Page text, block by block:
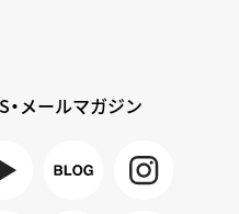
・メールマガジン